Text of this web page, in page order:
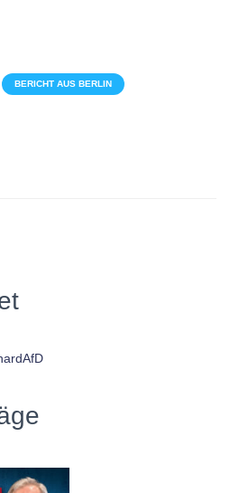
BERICHT AUS BERLIN